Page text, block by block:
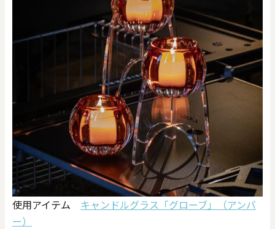
使用アイテム キャンドルグラス「グローブ」（アンバ
ー）